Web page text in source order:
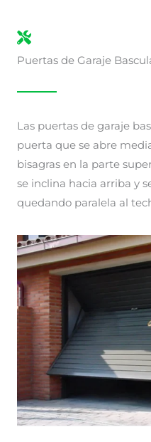
Puertas de Garaje
Las puertas de garaje
puerta que se abre
bisagras en la parte
se inclina hacia arriba y
quedando paralela al